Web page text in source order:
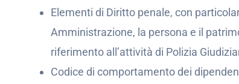
Elementi di Diritto penale, con
Amministrazione, la persona e il
riferimento all’attività di Polizia
Codice di comportamento dei